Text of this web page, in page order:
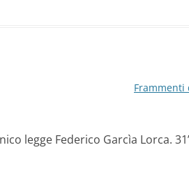
Frammenti
legge Federico Garcìa Lorca. 31